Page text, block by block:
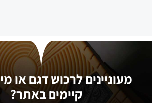
מעוניינים לרכוש דגם או
קיימים באתר?